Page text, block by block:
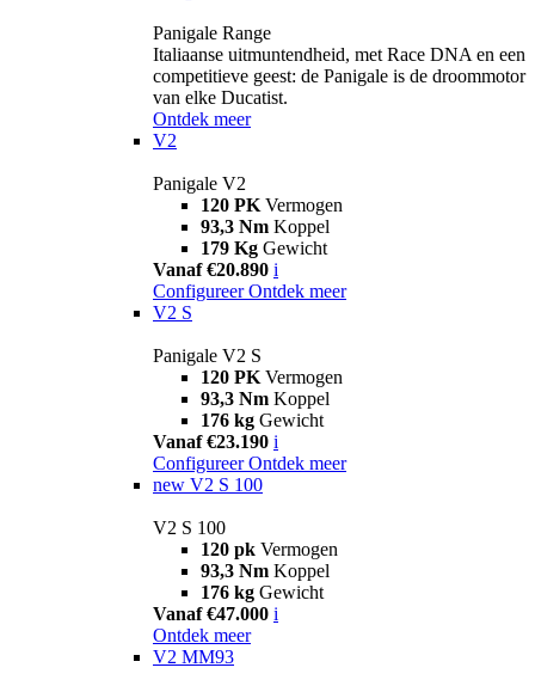
Panigale Range
Italiaanse uitmuntendheid, met Race DNA en een
competitieve geest: de Panigale is de droommotor
van elke Ducatist.
Ontdek meer
V2
Panigale V2
120 PK Vermogen
93,3 Nm Koppel
179 Kg Gewicht
Vanaf €20.890 i
Configureer Ontdek meer
V2 S
Panigale V2 S
120 PK Vermogen
93,3 Nm Koppel
176 kg Gewicht
Vanaf €23.190 i
Configureer Ontdek meer
new V2 S 100
V2 S 100
120 pk Vermogen
93,3 Nm Koppel
176 kg Gewicht
Vanaf €47.000 i
Ontdek meer
V2 MM93